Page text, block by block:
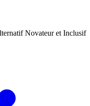
Novateur et Inclusif